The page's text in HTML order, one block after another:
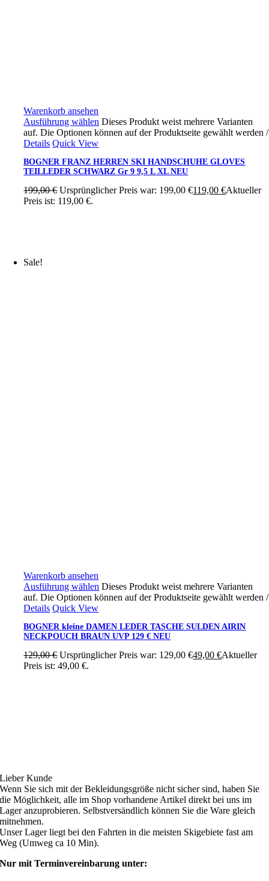
Warenkorb ansehen
Ausführung wählen Dieses Produkt weist mehrere Varianten
auf. Die Optionen können auf der Produktseite gewählt werden/
Details Quick View
BOGNER FRANZ HERREN SKI HANDSCHUHE GLOVES
TEILLEDER SCHWARZ Gr 9 9,5 L XL NEU
199,00€ Ursprünglicher Preis war: 199,00 €119,00€Aktueller
Preis ist: 119,00 €.
Sale!
Warenkorb ansehen
Ausführung wählen Dieses Produkt weist mehrere Varianten
auf. Die Optionen können auf der Produktseite gewählt werden/
Details Quick View
BOGNER kleine DAMEN LEDER TASCHE SULDEN AIRIN
NECKPOUCH BRAUN UVP 129 € NEU
129,00€ Ursprünglicher Preis war: 129,00 €49,00€Aktueller
Preis ist: 49,00 €.
Lieber Kunde
Wenn Sie sich mit der Bekleidungsgröße nicht sicher sind, haben Sie
die Möglichkeit, alle im Shop vorhandene Artikel direkt bei uns im
Lager anzuprobieren. Selbstversändlich können Sie die Ware gleich
mitnehmen.
Unser Lager liegt bei den Fahrten in die meisten Skigebiete fast am
Weg (Umweg ca 10 Min).
Nur mit Terminvereinbarung unter: